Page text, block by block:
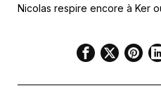
Nicolas respire encore à Ker